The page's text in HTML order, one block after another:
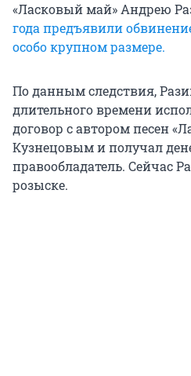
«Ласковый май» Андрею
года предъявили
особо крупном размере.
По данным следствия,
длительного времени
договор с автором песен
Кузнецовым и получал
правообладатель. Сейчас
розыске.